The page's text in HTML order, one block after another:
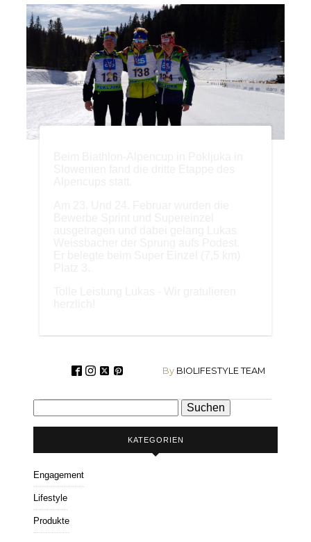
ByBIOLIFESTYLE TEAM
nach:
KATEGORIEN
Engagement
Lifestyle
Produkte